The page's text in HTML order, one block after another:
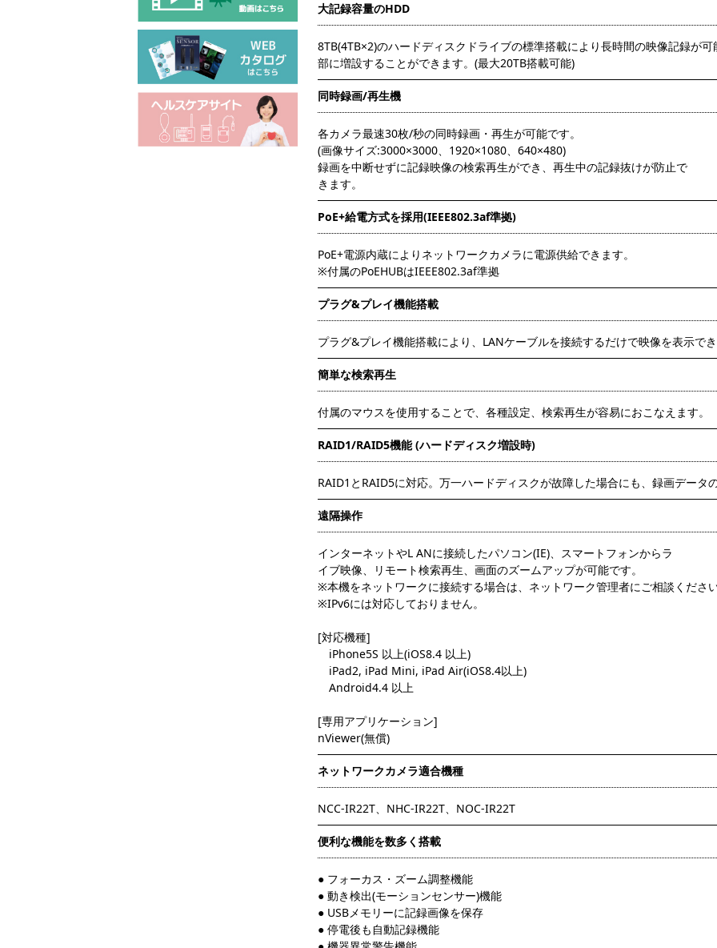
大記録容量のHDD
8TB(4TB×2)のハードディスクドライブの標準搭載により長時間の映像記録が
部に増設することができます。(最大20TB搭載可能)
同時録画/再生機
各カメラ最速30枚/秒の同時録画・再生が可能です。
(画像サイズ:3000×3000、1920×1080、640×480)
録画を中断せずに記録映像の検索再生ができ、再生中の記録抜けが防止で
きます。
PoE+給電方式を採用(IEEE802.3af準拠)
PoE+電源内蔵によりネットワークカメラに電源供給できます。
※付属のPoEHUBはIEEE802.3af準拠
プラグ&プレイ機能搭載
プラグ&プレイ機能搭載により、LANケーブルを接続するだけで映像を表示で
簡単な検索再生
付属のマウスを使用することで、各種設定、検索再生が容易におこなえます。
RAID1/RAID5機能 (ハードディスク増設時)
RAID1とRAID5に対応。万一ハードディスクが故障した場合にも、録画データ
遠隔操作
インターネットやL ANに接続したパソコン(IE)、スマートフォンからラ
イブ映像、リモート検索再生、画面のズームアップが可能です。
※本機をネットワークに接続する場合は、ネットワーク管理者にご相談ください
※IPv6には対応しておりません。
[対応機種]
iPhone5S 以上(iOS8.4 以上)
iPad2, iPad Mini, iPad Air(iOS8.4以上)
Android4.4 以上
[専用アプリケーション]
nViewer(無償)
ネットワークカメラ適合機種
NCC-IR22T、NHC-IR22T、NOC-IR22T
便利な機能を数多く搭載
● フォーカス・ズーム調整機能
● 動き検出(モーションセンサー)機能
● USBメモリーに記録画像を保存
● 停電後も自動記録機能